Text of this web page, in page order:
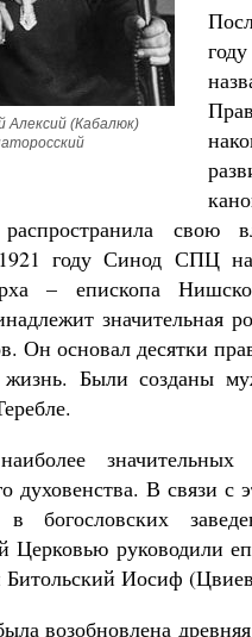
Алексий (Кабалюк)
свою
году Синод СПЦ
– епископа
значительная
Он основал десятки
Были созданы
значительных
духовенства. В связи с
в богословских
Церковью руководили
Иосиф
возобновлена